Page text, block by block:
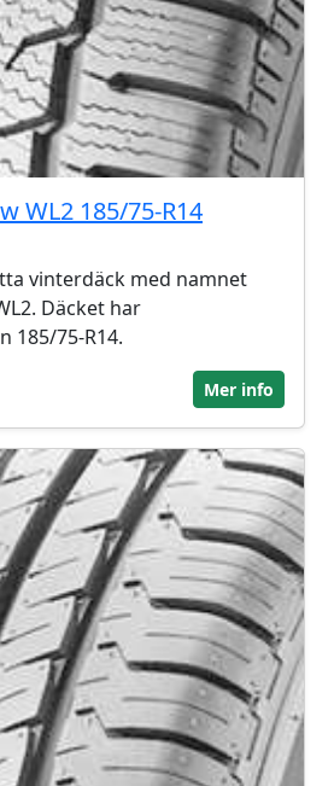
WL2 185/75-R14
vinterdäck med namnet
Däcket har
185/75-R14.
Mer info